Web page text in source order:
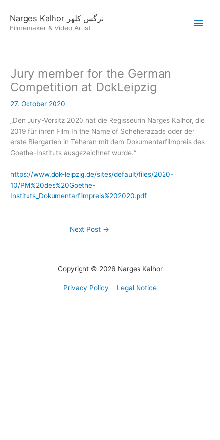
content
Narges Kalhor نرگس کلهر
Filmemaker & Video Artist
Main
Jury member for the German
Competition at DokLeipzig
27. October 2020
„Den Jury-Vorsitz 2020 hat die Regisseurin Narges Kalhor, die
2019 für ihren Film In the Name of Scheherazade oder der
erste Biergarten in Teheran mit dem Dokumentarfilmpreis des
Goethe-Instituts ausgezeichnet wurde.“
https://www.dok-leipzig.de/sites/default/files/2020-
10/PM%20des%20Goethe-
Instituts_Dokumentarfilmpreis%202020.pdf
Next Post →
Copyright © 2026 Narges Kalhor
Privacy Policy Legal Notice